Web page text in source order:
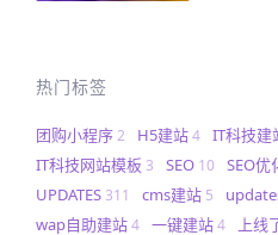
热门标签
团购小程序2 H5建站4 IT科技建
IT科技网站模板 3 SEO 10 SEO优
UPDATES 311 cms建站 5
wap自助建站4 一键建站4 上线